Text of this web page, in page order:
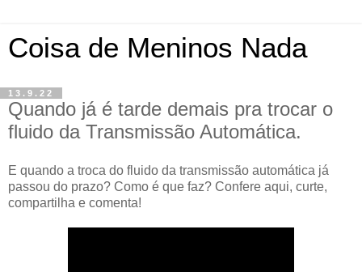
Coisa de Meninos Nada
13.9.22
Quando já é tarde demais pra trocar o
fluido da Transmissão Automática.
E quando a troca do fluido da transmissão automática já
passou do prazo? Como é que faz? Confere aqui, curte,
compartilha e comenta!